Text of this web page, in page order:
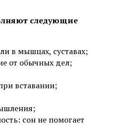
следующие
в мышцах, суставах;
от обычных дел;
вставании;
сон не помогает